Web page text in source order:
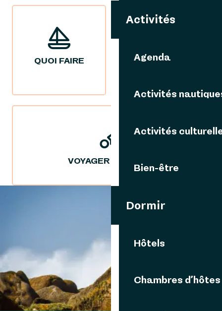
Activités
Agenda
Activités
Activités
Bien-être
Dormir
Hôtels
Chambres d’hôtes
QUOI FAIRE
NOS IDÉES
VOYAGER DURABLE
VOUS AIMEREZ AUSSI
LOCATIONS DE VACANCES